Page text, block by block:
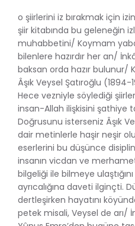
o şiirlerini iz bırakmak için
şiir kitabında bu geleneğin
muhabbetini/ Koymam
bilenlere hazırdır her an/
baksan orda hazır bulunur/
Âşık Veysel Şatıroğlu
Hece vezniyle söylediği
insan-Allah ilişkisini şathiye
Doğrusunu isterseniz Âşık
dair metinlerle haşir neşir
eserlerini bu düşünce
insanın vicdan ve
bilgeliği ile bilmeye
ayrıcalığına daveti ilginçti.
dertleşirken hayatını
petek misali, Veysel de arı/